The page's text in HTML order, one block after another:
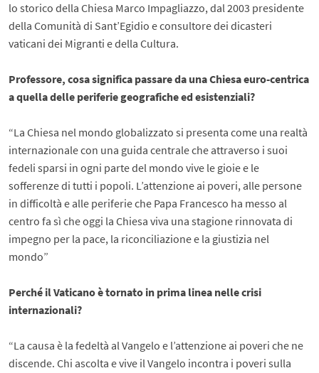
lo storico della Chiesa Marco Impagliazzo, dal 2003 presidente
della Comunità di Sant’Egidio e consultore dei dicasteri
vaticani dei Migranti e della Cultura.
Professore, cosa significa passare da una Chiesa euro-centrica
a quella delle periferie geografiche ed esistenziali?
“La Chiesa nel mondo globalizzato si presenta come una realtà
internazionale con una guida centrale che attraverso i suoi
fedeli sparsi in ogni parte del mondo vive le gioie e le
sofferenze di tutti i popoli. L’attenzione ai poveri, alle persone
in difficoltà e alle periferie che Papa Francesco ha messo al
centro fa sì che oggi la Chiesa viva una stagione rinnovata di
impegno per la pace, la riconciliazione e la giustizia nel
mondo”
Perché il Vaticano è tornato in prima linea nelle crisi
internazionali?
“La causa è la fedeltà al Vangelo e l’attenzione ai poveri che ne
discende. Chi ascolta e vive il Vangelo incontra i poveri sulla